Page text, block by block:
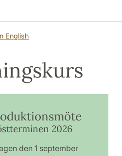
English
2026
den 1 september